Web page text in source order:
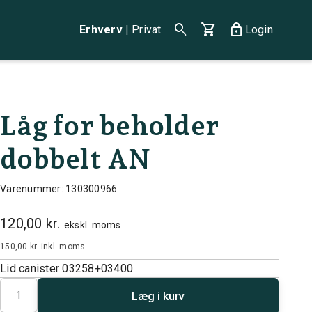
Erhverv | Privat search shopping_cart lock Login
Låg for beholder
dobbelt AN
Varenummer: 130300966
120,00 kr. ekskl. moms
150,00 kr. inkl. moms
Lid canister 03258+03400
Antal
Læg i kurv